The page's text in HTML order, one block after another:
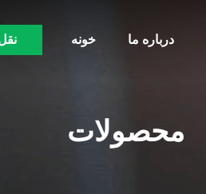
خونه درباره ما
محصولات